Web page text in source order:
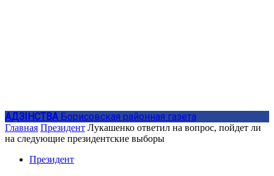
АДЗIНСТВА Борисовская районная газета
Главная Президент Лукашенко ответил на вопрос, пойдет ли
на следующие президентские выборы
Президент